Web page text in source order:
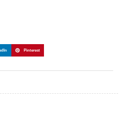
Pinterest